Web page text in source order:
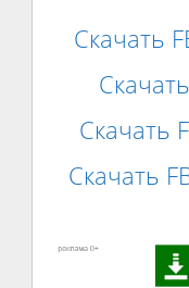
Скачать
Скачать
Скачать